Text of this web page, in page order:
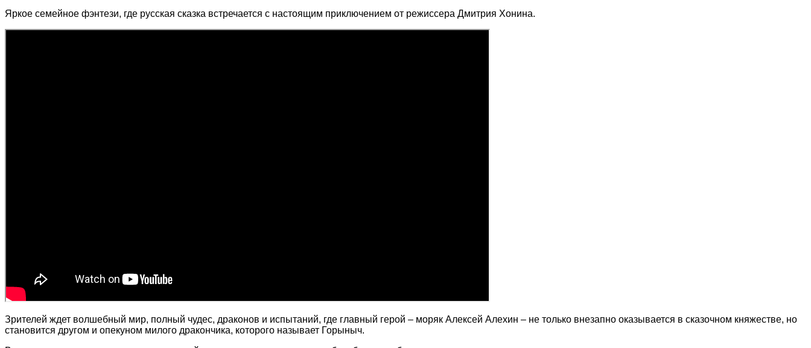
Яркое семейное фэнтези, где русская сказка встречается с настоящим приключением от режиссера Дмитрия Хонина.
Зрителей ждет волшебный мир, полный чудес, драконов и испытаний, где главный герой – моряк Алексей Алехин – не только внезапно оказывается в сказочном княжестве, но
становится другом и опекуном милого дракончика, которого называет Горыныч.